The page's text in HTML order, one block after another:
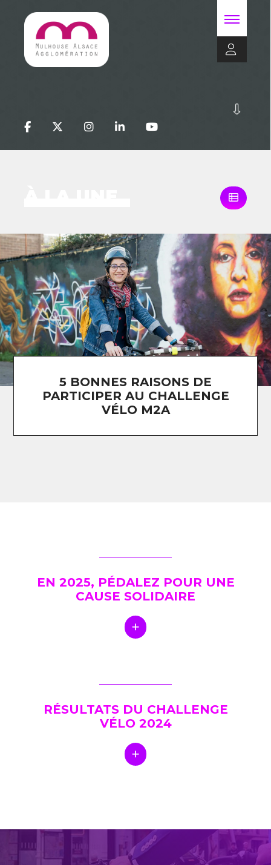
5 BONNES RAISONS DE
PARTICIPER AU CHALLENGE
VÉLO M2A
EN 2025, PÉDALEZ POUR UNE
CAUSE SOLIDAIRE
RÉSULTATS DU CHALLENGE
VÉLO 2024